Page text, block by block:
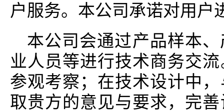
户服务。本公司承诺对用户
本公司会通过产品样本
业人员等进行技术商务交
参观考察；在技术设计中
取贵方的意见与要求，完